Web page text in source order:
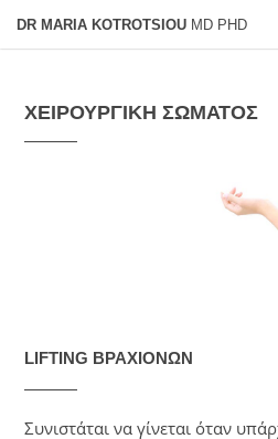
DR MARIA KOTROTSIOU MD PHD
ΧΕΙΡΟΥΡΓΙΚΗ ΣΩΜΑΤΟΣ
LIFTING ΒΡΑΧΙΟΝΩΝ
Συνιστάται να γίνεται όταν